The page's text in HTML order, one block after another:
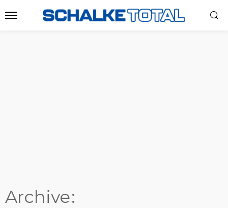
Archive